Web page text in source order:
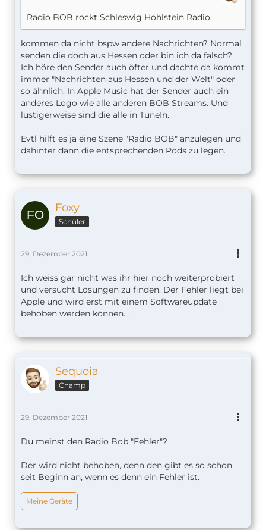
Radio BOB rockt Schleswig Hohlstein Radio.
kommen da nicht bspw andere Nachrichten? Normal
senden die doch aus Hessen oder bin ich da falsch?
Ich höre den Sender auch öfter und dachte da kommt
immer "Nachrichten aus Hessen und der Welt" oder
so ähnlich. In Apple Music hat der Sender auch ein
anderes Logo wie alle anderen BOB Streams. Und
lustigerweise sind die alle in TuneIn.
Evtl hilft es ja eine Szene "Radio BOB" anzulegen und
dahinter dann die entsprechenden Pods zu legen.
Foxy
Schüler
29. Dezember 2021
Ich weiss gar nicht was ihr hier noch weiterprobiert
und versucht Lösungen zu finden. Der Fehler liegt bei
Apple und wird erst mit einem Softwareupdate
behoben werden können…
Sequoia
Champ
29. Dezember 2021
Du meinst den Radio Bob "Fehler"?
Der wird nicht behoben, denn den gibt es so schon
seit Beginn an, wenn es denn ein Fehler ist.
Meine Geräte